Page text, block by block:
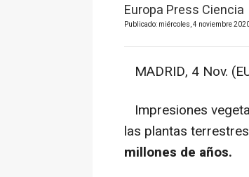
Europa Press Ciencia
Publicado: miércoles, 4 noviembre
MADRID, 4 Nov.
Impresiones
las plantas terrestres
millones de años.